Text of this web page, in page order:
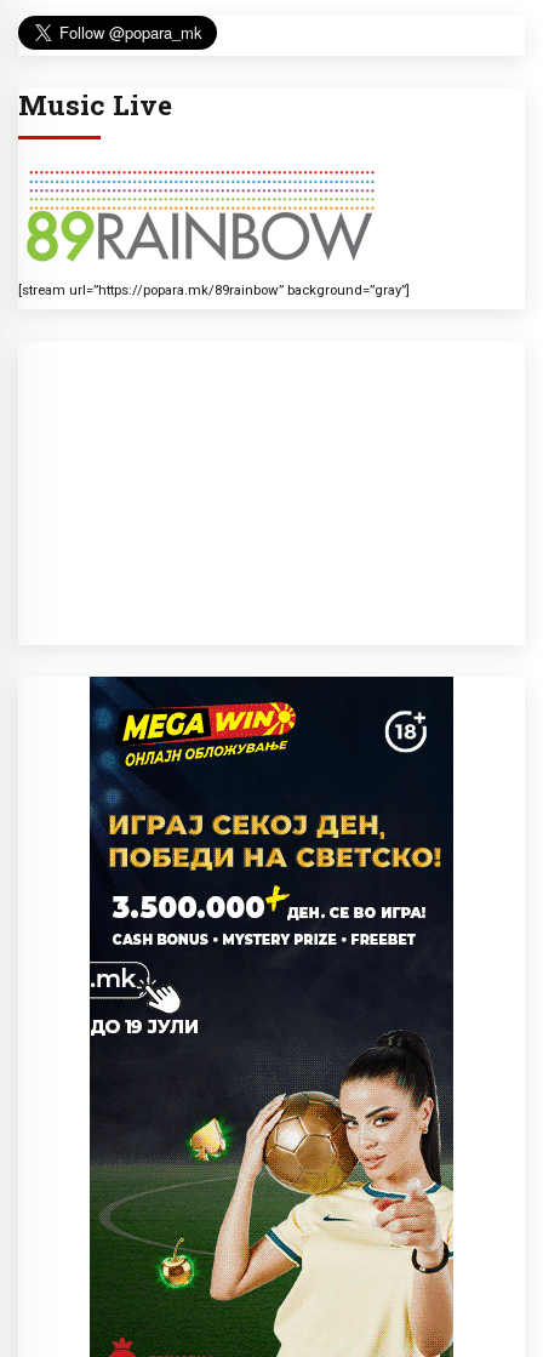
Music Live
[stream url=”https://popara.mk/89rainbow” background=”gray”]